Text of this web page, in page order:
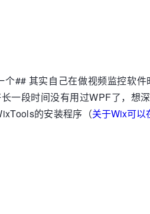
个## 其实自己在做视频监控软
一段时间没有用过WPF了，想
的安装程序（关于Wix可以